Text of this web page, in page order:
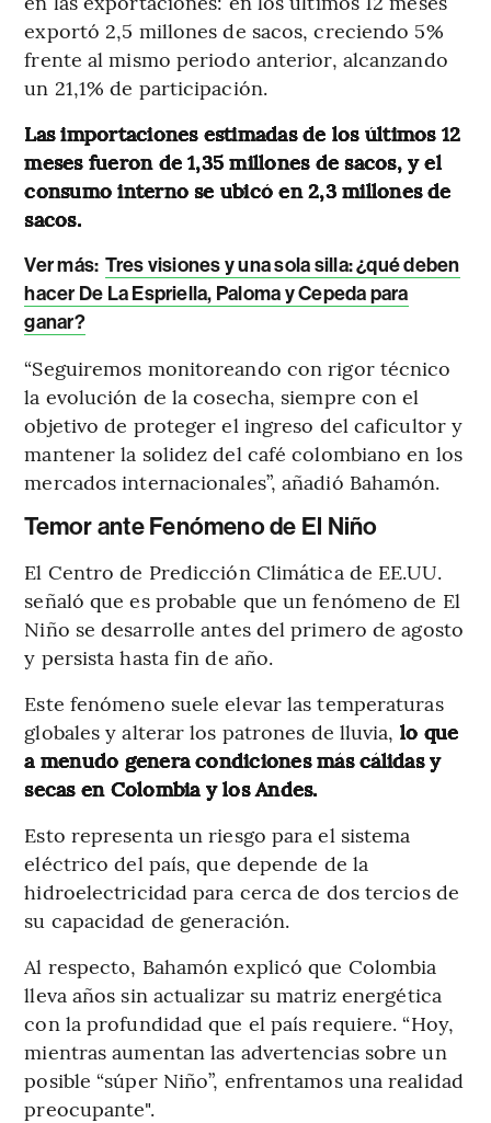
exportó 2,5 millones de sacos, creciendo 5%
frente al mismo periodo anterior, alcanzando
un 21,1% de participación.
Las importaciones estimadas de los últimos 12
meses fueron de 1,35 millones de sacos, y el
consumo interno se ubicó en 2,3 millones de
sacos.
Ver más: Tres visiones y una sola silla: ¿qué deben
hacer De La Espriella, Paloma y Cepeda para
ganar?
“Seguiremos monitoreando con rigor técnico
la evolución de la cosecha, siempre con el
objetivo de proteger el ingreso del caficultor y
mantener la solidez del café colombiano en los
mercados internacionales”, añadió Bahamón.
Temor ante Fenómeno de El Niño
El Centro de Predicción Climática de EE.UU.
señaló que es probable que un fenómeno de El
Niño se desarrolle antes del primero de agosto
y persista hasta fin de año.
Este fenómeno suele elevar las temperaturas
globales y alterar los patrones de lluvia, lo que
a menudo genera condiciones más cálidas y
secas en Colombia y los Andes.
Esto representa un riesgo para el sistema
eléctrico del país, que depende de la
hidroelectricidad para cerca de dos tercios de
su capacidad de generación.
Al respecto, Bahamón explicó que Colombia
lleva años sin actualizar su matriz energética
con la profundidad que el país requiere. “Hoy,
mientras aumentan las advertencias sobre un
posible “súper Niño”, enfrentamos una realidad
preocupante".